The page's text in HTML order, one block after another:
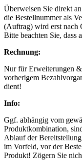
Überweisen Sie direkt
die Bestellnummer als
(Auftrag) wird erst nach
Bitte beachten Sie, dass
Rechnung:
Nur für Erweiterungen
vorherigem
dient!
Info:
Ggf. abhängig vom
Produktkombination,
Ablauf der
im Vorfeld, vor der
Produkt! Zögern Sie